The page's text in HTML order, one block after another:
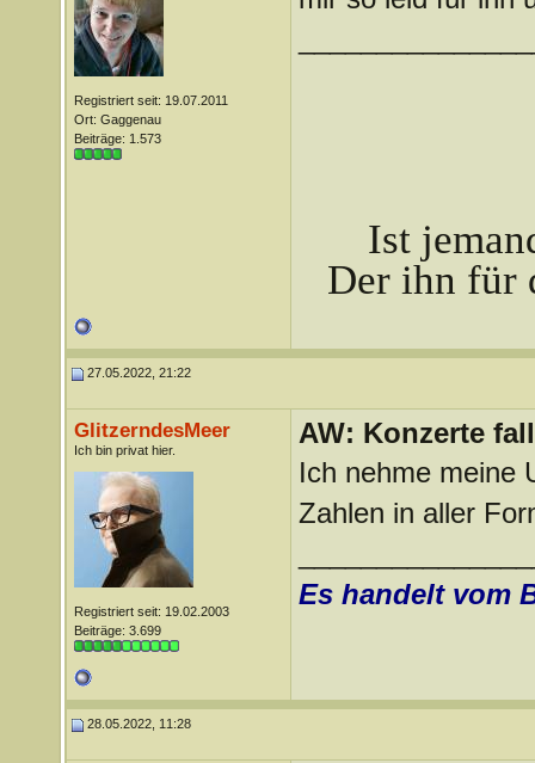
Registriert seit: 19.07.2011
Ort: Gaggenau
Beiträge: 1.573
Ist
Der ihn für
27.05.2022, 21:22
GlitzerndesMeer
Ich bin privat hier.
Registriert seit: 19.02.2003
Beiträge: 3.699
AW: Konzerte
Ich nehme meine
Zahlen in aller
Es handelt vom
28.05.2022, 11:28